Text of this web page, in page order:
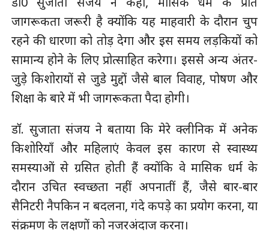
जागरूकता जरूरी है क्योंकि यह माहवारी के दौरान चुप
रहने की धारणा को तोड़ देगा और इस समय लड़कियों को
सामान्य होने के लिए प्रोत्साहित करेगा। इससे अन्य अंतर-
जुड़े किशोरायों से जुडे मुद्दों जैसे बाल विवाह, पोषण और
शिक्षा के बारे में भी जागरूकता पैदा होगी।
डाॅ. सुजाता संजय ने बताया कि मेरे क्लीनिक में अनेक
किशोरियाँ और महिलाएं केवल इस कारण से स्वास्थ्य
समस्याओं से ग्रसित होती हैं क्योंकि वे मासिक धर्म के
दौरान उचित स्वच्छता नहीं अपनातीं हैं, जैसे बार-बार
सैनिटरी नैपकिन न बदलना, गंदे कपड़े का प्रयोग करना, या
संक्रमण के लक्षणों को नजरअंदाज करना।